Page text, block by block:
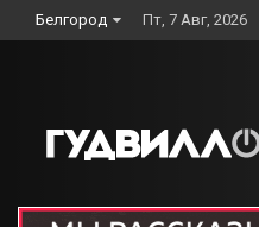
to
Белгород Пт, 7 Авг, 2026